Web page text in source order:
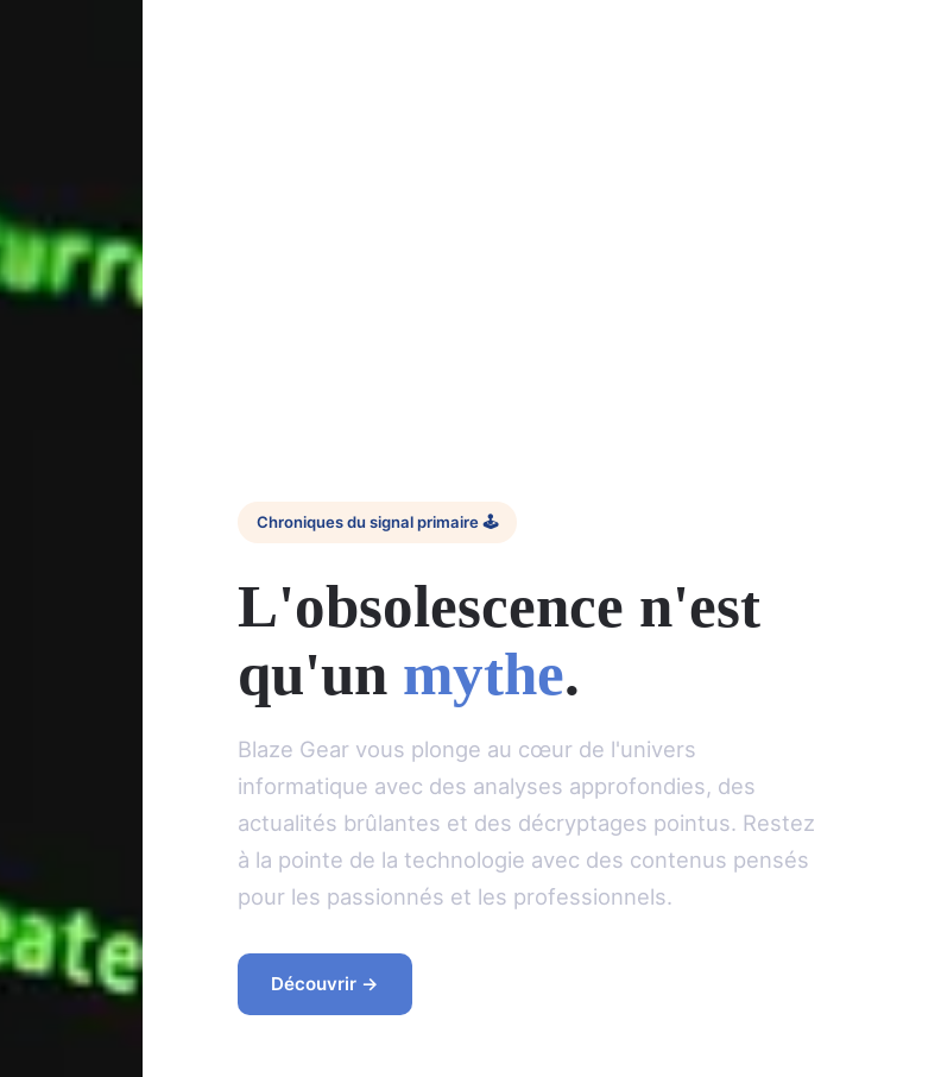
Chroniques du signal primaire 🕹️
L'obsolescence n'est
qu'un mythe.
Blaze Gear vous plonge au cœur de l'univers
informatique avec des analyses approfondies, des
actualités brûlantes et des décryptages pointus. Restez
à la pointe de la technologie avec des contenus pensés
pour les passionnés et les professionnels.
Découvrir →